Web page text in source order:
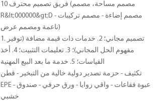
10 فريق تصميم محترف (مصمم مساحة، مصمم
R&lt;000000&gt;D - مصمم إضاءة - مصمم تركيبات
ناعمة ومصمم عرض)
1. تصميم مجاني؛ 2. خدمات ذات قيمة مضافة (توفير
مفهوم الحل المجاني)؛ 3. تعليمات التثبيت؛ 4. أخذ
القياسات؛ 5. خدمة ما بعد البيع المهنية
تكثيف - حزمة تصدير دولية خالية من التبخير - قطن
EPE - عبوة فقاعات - واقي زوايا - ورق حرفي - صندوق
خشبي